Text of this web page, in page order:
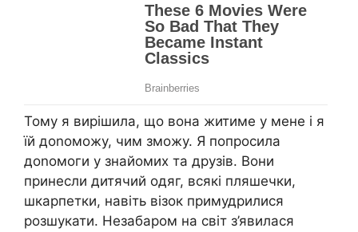
Тому я вирішила, що вона житиме у мене і я
їй доnоможу, чим зможу. Я попросила
доnомоги у знайомих та друзів. Вони
принесли дитячий одяг, всякі пляшечки,
шкарпетки, навіть візок примудрилися
розшукати. Незабаром на світ з’явилася